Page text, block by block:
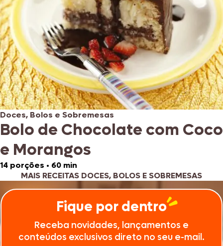
Doces, Bolos e Sobremesas
Bolo de Chocolate com Coco
e Morangos
14 porções • 60 min
MAIS RECEITAS DOCES, BOLOS E SOBREMESAS
Fique por dentro
Receba novidades, lançamentos e
conteúdos exclusivos direto no seu e-mail.